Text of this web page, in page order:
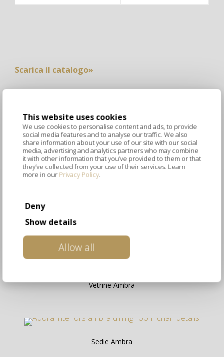
This website uses cookies
We use cookies to personalise content and ads, to provide
social media features and to analyse our traffic. We also
share information about your use of our site with our social
media, advertising and analytics partners who may combine
it with other information that you’ve provided to them or that
they’ve collected from your use of their services. Learn
more in ourPrivacy Policy.
Deny
Show details
Allow all
Scarica il catalogo»
Vetrine Ambra
Sedie Ambra